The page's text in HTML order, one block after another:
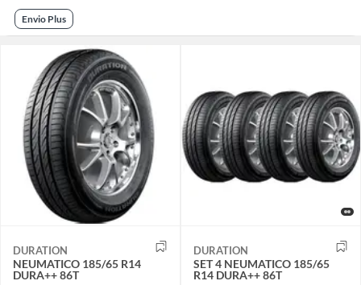
Envio Plus
DURATION
NEUMATICO 185/65 R14
DURA++ 86T
DURATION
SET 4 NEUMATICO 185/65
R14 DURA++ 86T